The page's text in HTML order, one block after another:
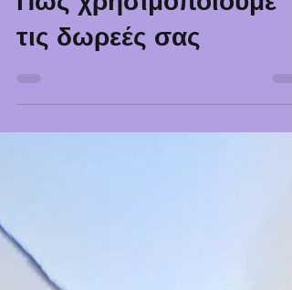
Πως χρησιμοποιούμε